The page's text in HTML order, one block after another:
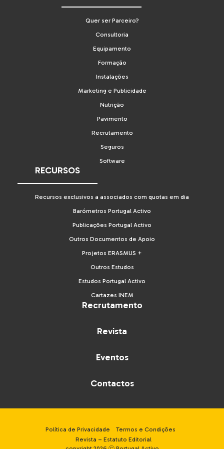
Quer ser Parceiro?
Consultoria
Equipamento
Formação
Instalações
Marketing e Publicidade
Nutrição
Pavimento
Recrutamento
Seguros
Software
RECURSOS
Recursos exclusivos a associados com quotas em dia
Barómetros Portugal Activo
Publicações Portugal Activo
Outros Documentos de Apoio
Projetos ERASMUS +
Outros Estudos
Estudos Portugal Activo
Cartazes INEM
Recrutamento
Revista
Eventos
Contactos
Política de Privacidade
Termos e Condições
Revista – Estatuto Editorial